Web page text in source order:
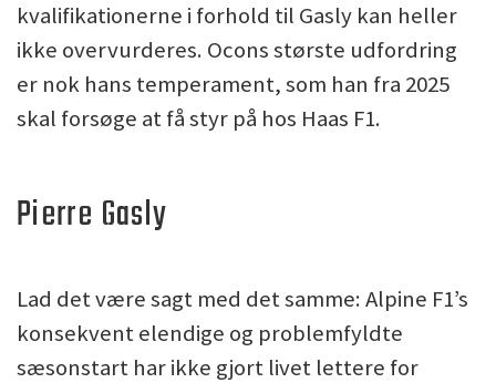
kvalifikationerne i forhold til Gasly kan heller
ikke overvurderes. Ocons største udfordring
er nok hans temperament, som han fra 2025
skal forsøge at få styr på hos Haas F1.
Pierre Gasly
Lad det være sagt med det samme: Alpine F1’s
konsekvent elendige og problemfyldte
sæsonstart har ikke gjort livet lettere for